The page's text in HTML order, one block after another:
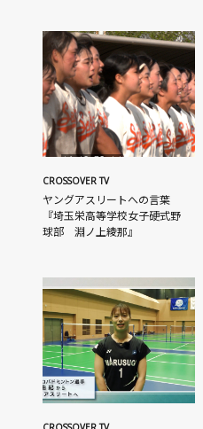
CROSSOVER TV
ヤングアスリートへの言葉
『埼玉栄高等学校女子硬式野
球部 淵ノ上綾那』